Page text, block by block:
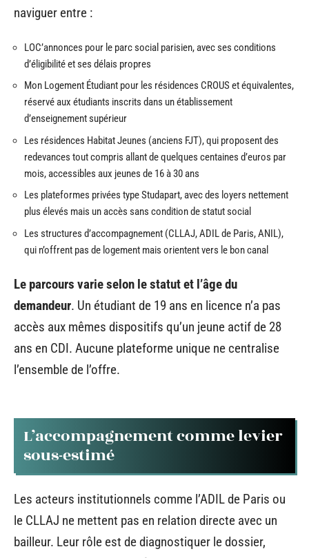
naviguer entre :
LOC’annonces pour le parc social parisien, avec ses conditions
d’éligibilité et ses délais propres
Mon Logement Étudiant pour les résidences CROUS et équivalentes,
réservé aux étudiants inscrits dans un établissement
d’enseignement supérieur
Les résidences Habitat Jeunes (anciens FJT), qui proposent des
redevances tout compris allant de quelques centaines d’euros par
mois, accessibles aux jeunes de 16 à 30 ans
Les plateformes privées type Studapart, avec des loyers nettement
plus élevés mais un accès sans condition de statut social
Les structures d’accompagnement (CLLAJ, ADIL de Paris, ANIL),
qui n’offrent pas de logement mais orientent vers le bon canal
Le parcours varie selon le statut et l’âge du
demandeur. Un étudiant de 19 ans en licence n’a pas
accès aux mêmes dispositifs qu’un jeune actif de 28
ans en CDI. Aucune plateforme unique ne centralise
l’ensemble de l’offre.
L’accompagnement comme levier
sous-estimé
Les acteurs institutionnels comme l’ADIL de Paris ou
le CLLAJ ne mettent pas en relation directe avec un
bailleur. Leur rôle est de diagnostiquer le dossier,